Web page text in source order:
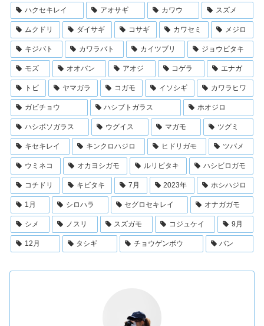
ハクセキレイ アオサギ カワウ スズメ
ムクドリ ダイサギ コサギ カワセミ メジロ
キジバト カワラバト カイツブリ ジョウビタキ
モズ オオバン アオジ コゲラ エナガ
トビ ヤマガラ コガモ イソシギ カワラヒワ
ガビチョウ ハシブトガラス ホオジロ
ハシボソガラス ウグイス マガモ ツグミ
キセキレイ キンクロハジロ ヒドリガモ ツバメ
ウミネコ オカヨシガモ ルリビタキ ハシビロガモ
コチドリ キビタキ 7月 2023年 ホシハジロ
1月 シロハラ セグロセキレイ オナガガモ
シメ ノスリ スズガモ コジュケイ 9月
12月 タシギ チョウゲンボウ バン